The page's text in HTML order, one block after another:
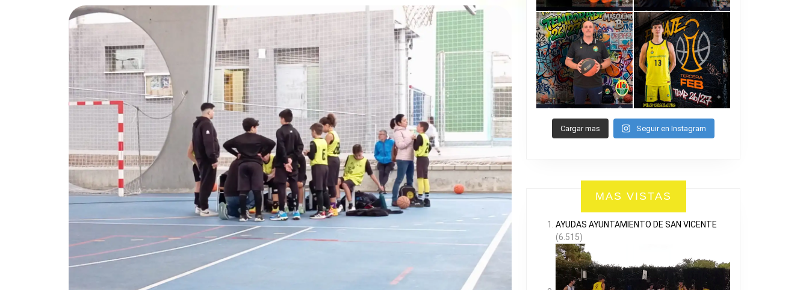
Cargar mas Seguir en Instagram
MAS VISTAS
AYUDAS AYUNTAMIENTO DE SAN VICENTE
(6.515)